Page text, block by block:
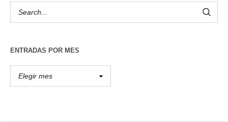
ENTRADAS POR MES